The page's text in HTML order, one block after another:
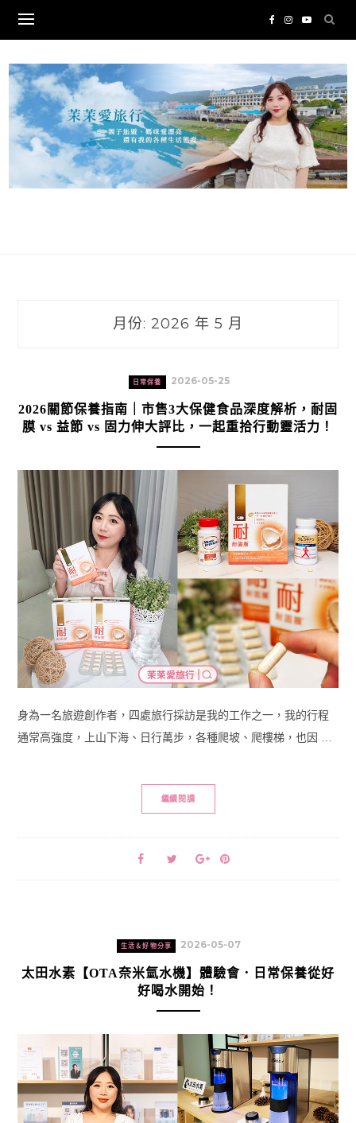
content
月份: 2026 年 5 月
日常保養 2026-05-25
2026關節保養指南｜市售3大保健食品深度解析，耐固
膜 vs 益節 vs 固力伸大評比，一起重拾行動靈活力！
身為一名旅遊創作者，四處旅行採訪是我的工作之一，我的行程
通常高強度，上山下海、日行萬步，各種爬坡、爬樓梯，也因 …
繼續閱讀
生活＆好物分享 2026-05-07
太田水素【OTA奈米氫水機】體驗會．日常保養從好
好喝水開始！